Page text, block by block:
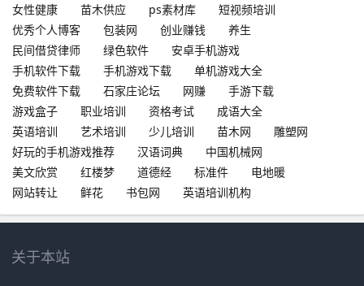
女性健康
苗木供应 ps素材库
短视频培训
优秀个人博客
包装网 创业赚钱
养生
民间借贷律师
绿色软件
安卓手机游戏
手机软件下载
手机游戏下载
单机游戏大全
免费软件下载
石家庄论坛 网赚
手游下载
游戏盒子
职业培训 资格考试
成语大全
英语培训
艺术培训 少儿培训 苗木网
雕塑网
好玩的手机游戏推荐
汉语词典
中国机械网
美文欣赏
红楼梦 道德经 标准件
电地暖
网站转让
鲜花 书包网 英语培训机构
关于本站